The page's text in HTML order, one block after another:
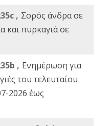
, Σορός άνδρα σε
και πυρκαγιά σε
, Ενημέρωση για
του τελευταίου
2026 έως